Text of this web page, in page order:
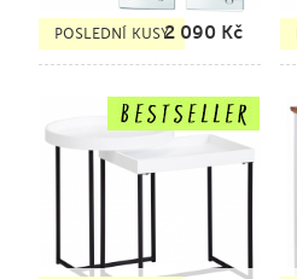
POSLEDNÍ KUSY2 090 Kč